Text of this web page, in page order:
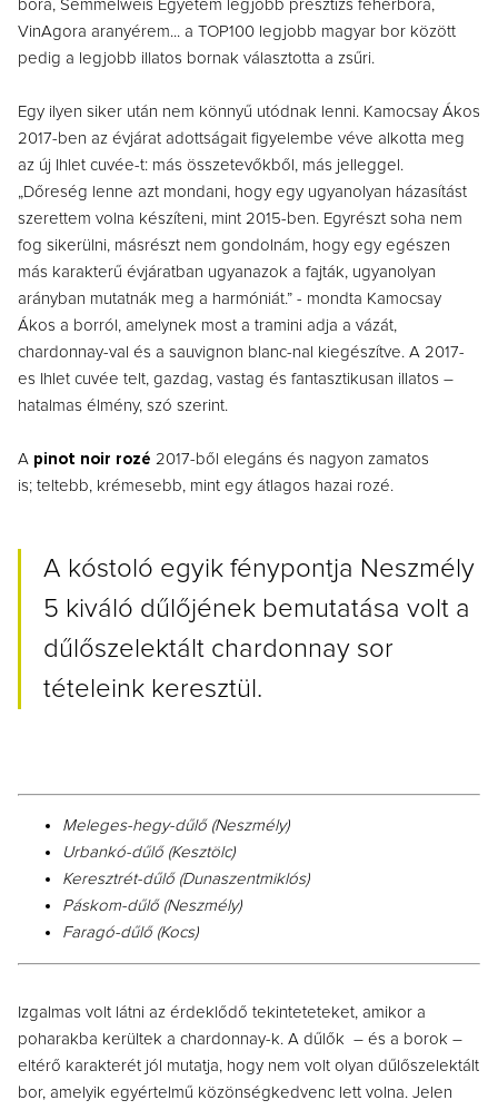
bora, Semmelweis Egyetem legjobb presztízs fehérbora,
VinAgora aranyérem... a TOP100 legjobb magyar bor között
pedig a legjobb illatos bornak választotta a zsűri.
Egy ilyen siker után nem könnyű utódnak lenni. Kamocsay Ákos
2017-ben az évjárat adottságait figyelembe véve alkotta meg
az új Ihlet cuvée-t: más összetevőkből, más jelleggel.
„Dőreség lenne azt mondani, hogy egy ugyanolyan házasítást
szerettem volna készíteni, mint 2015-ben. Egyrészt soha nem
fog sikerülni, másrészt nem gondolnám, hogy egy egészen
más karakterű évjáratban ugyanazok a fajták, ugyanolyan
arányban mutatnák meg a harmóniát.” - mondta Kamocsay
Ákos a borról, amelynek most a tramini adja a vázát,
chardonnay-val és a sauvignon blanc-nal kiegészítve. A 2017-
es Ihlet cuvée telt, gazdag, vastag és fantasztikusan illatos –
hatalmas élmény, szó szerint.
A pinot noir rozé 2017-ből elegáns és nagyon zamatos
is; teltebb, krémesebb, mint egy átlagos hazai rozé.
A kóstoló egyik fénypontja Neszmély
5 kiváló dűlőjének bemutatása volt a
dűlőszelektált chardonnay sor
tételeink keresztül.
Meleges-hegy-dűlő (Neszmély)
Urbankó-dűlő (Kesztölc)
Keresztrét-dűlő (Dunaszentmiklós)
Páskom-dűlő (Neszmély)
Faragó-dűlő (Kocs)
Izgalmas volt látni az érdeklődő tekinteteteket, amikor a
poharakba kerültek a chardonnay-k. A dűlők – és a borok –
eltérő karakterét jól mutatja, hogy nem volt olyan dűlőszelektált
bor, amelyik egyértelmű közönségkedvenc lett volna. Jelen